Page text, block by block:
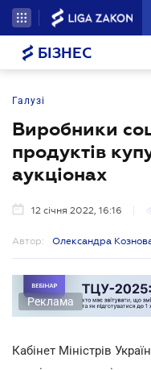
БІЗНЕС
Галузі
Виробники
продуктів
аукціонах
12 січня 2022, 16:16
Автор: Олександра
Реклама
Кабінет Міністрів